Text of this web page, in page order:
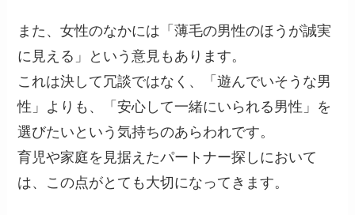
また、女性のなかには「薄毛の男性のほうが誠実
に見える」という意見もあります。
これは決して冗談ではなく、「遊んでいそうな男
性」よりも、「安心して一緒にいられる男性」を
選びたいという気持ちのあらわれです。
育児や家庭を見据えたパートナー探しにおいて
は、この点がとても大切になってきます。